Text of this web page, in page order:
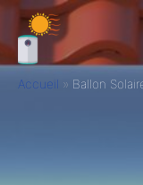
Accueil Ballon